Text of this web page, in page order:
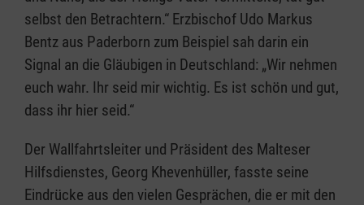
selbst den Betrachtern.“ Erzbischof Udo Markus
Bentz aus Paderborn zum Beispiel sah darin ein
Signal an die Gläubigen in Deutschland: „Wir nehmen
euch wahr. Ihr seid mir wichtig. Es ist schön und gut,
dass ihr hier seid.“
Der Wallfahrtsleiter und Präsident des Malteser
Hilfsdienstes, Georg Khevenhüller, fasste seine
Eindrücke aus den vielen Gesprächen, die er mit den